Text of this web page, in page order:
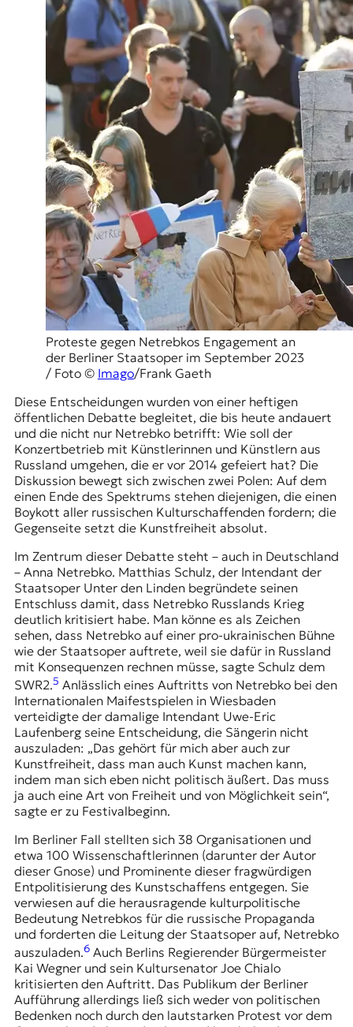
Proteste gegen Netrebkos Engagement an
der Berliner Staatsoper im September 2023
/ Foto © Imago/Frank Gaeth
Diese Entscheidungen wurden von einer heftigen
öffentlichen Debatte begleitet, die bis heute andauert
und die nicht nur Netrebko betrifft: Wie soll der
Konzertbetrieb mit Künstlerinnen und Künstlern aus
Russland umgehen, die er vor 2014 gefeiert hat? Die
Diskussion bewegt sich zwischen zwei Polen: Auf dem
einen Ende des Spektrums stehen diejenigen, die einen
Boykott aller russischen Kulturschaffenden fordern; die
Gegenseite setzt die Kunstfreiheit absolut.
Im Zentrum dieser Debatte steht – auch in Deutschland
– Anna Netrebko. Matthias Schulz, der Intendant der
Staatsoper Unter den Linden begründete seinen
Entschluss damit, dass Netrebko Russlands Krieg
deutlich kritisiert habe. Man könne es als Zeichen
sehen, dass Netrebko auf einer pro-ukrainischen Bühne
wie der Staatsoper auftrete, weil sie dafür in Russland
mit Konsequenzen rechnen müsse, sagte Schulz dem
SWR2.5 Anlässlich eines Auftritts von Netrebko bei den
Internationalen Maifestspielen in Wiesbaden
verteidigte der damalige Intendant Uwe-Eric
Laufenberg seine Entscheidung, die Sängerin nicht
auszuladen: „Das gehört für mich aber auch zur
Kunstfreiheit, dass man auch Kunst machen kann,
indem man sich eben nicht politisch äußert. Das muss
ja auch eine Art von Freiheit und von Möglichkeit sein“,
sagte er zu Festivalbeginn.
Im Berliner Fall stellten sich 38 Organisationen und
etwa 100 Wissenschaftlerinnen (darunter der Autor
dieser Gnose) und Prominente dieser fragwürdigen
Entpolitisierung des Kunstschaffens entgegen. Sie
verwiesen auf die herausragende kulturpolitische
Bedeutung Netrebkos für die russische Propaganda
und forderten die Leitung der Staatsoper auf, Netrebko
auszuladen.6Auch Berlins Regierender Bürgermeister
Kai Wegner und sein Kultursenator Joe Chialo
kritisierten den Auftritt. Das Publikum der Berliner
Aufführung allerdings ließ sich weder von politischen
Bedenken noch durch den lautstarken Protest vor dem